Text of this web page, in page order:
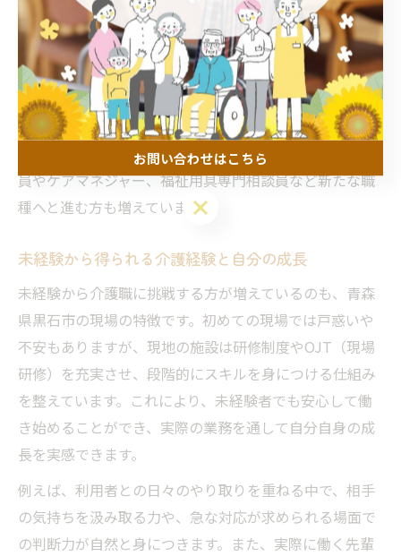
例えば、現場では利用者一人ひとりの生活背景や地域特
有の習慣に配慮した対応が求められるため、単なる介護
技術だけでなく、コミュニケーション能力や柔軟な発想
力も重要です。これらの経験は、福祉分野だけでなく、
他業種への転職やキャリアアップにも活かすことができ
ます。実際に、介護現場で培った経験を活かして、相談
員やケアマネジャー、福祉用具専門相談員など新たな職
種へと進む方も増えています。
未経験から得られる介護経験と自分の成長
未経験から介護職に挑戦する方が増えているのも、青森
県黒石市の現場の特徴です。初めての現場では戸惑いや
不安もありますが、現地の施設は研修制度やOJT（現場
研修）を充実させ、段階的にスキルを身につける仕組み
を整えています。これにより、未経験者でも安心して働
き始めることができ、実際の業務を通して自分自身の成
長を実感できます。
例えば、利用者との日々のやり取りを重ねる中で、相手
の気持ちを汲み取る力や、急な対応が求められる場面で
の判断力が自然と身につきます。また、実際に働く先輩
お問い合わせはこちら
お問い合わせはこちら